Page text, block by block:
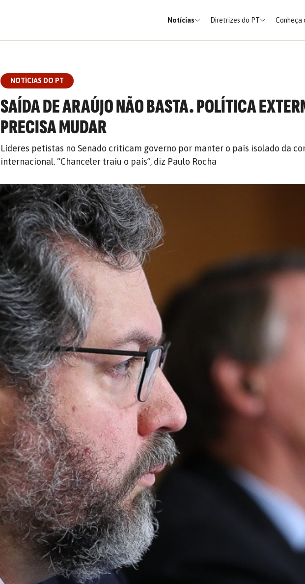
Notícias Diretrizes do PT Conheça
NOTÍCIAS DO PT
SAÍDA DE ARAÚJO NÃO BASTA. POLÍTICA
PRECISA MUDAR
Líderes petistas no Senado criticam governo por manter o país isolado da
internacional. “Chanceler traiu o país”, diz Paulo Rocha